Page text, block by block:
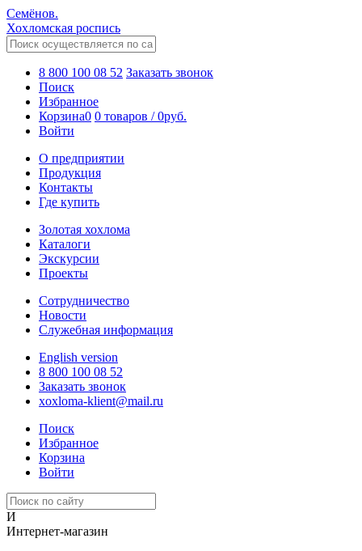
Семёнов.
Хохломская роспись
8 800 100 08 52 Заказать звонок
Поиск
Избранное
Корзина0 0 товаров /0руб.
Войти
О предприятии
Продукция
Контакты
Где купить
Золотая хохлома
Каталоги
Экскурсии
Проекты
Сотрудничество
Новости
Служебная информация
English version
8 800 100 08 52
Заказать звонок
xoxloma-klient@mail.ru
Поиск
Избранное
Корзина
Войти
И
Интернет-магазин